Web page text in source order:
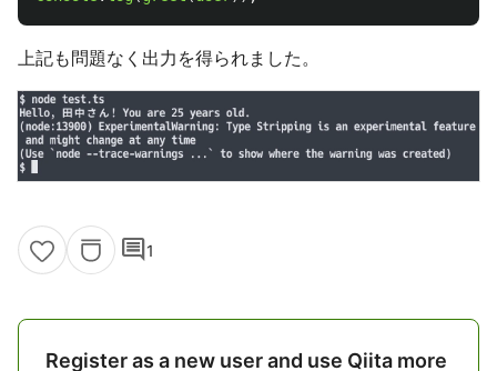
上記も問題なく出力を得られました。
comment1
Register as a new user and use Qiita more